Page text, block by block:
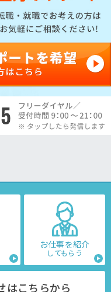
お仕事を紹介
してもらう
はこちらから